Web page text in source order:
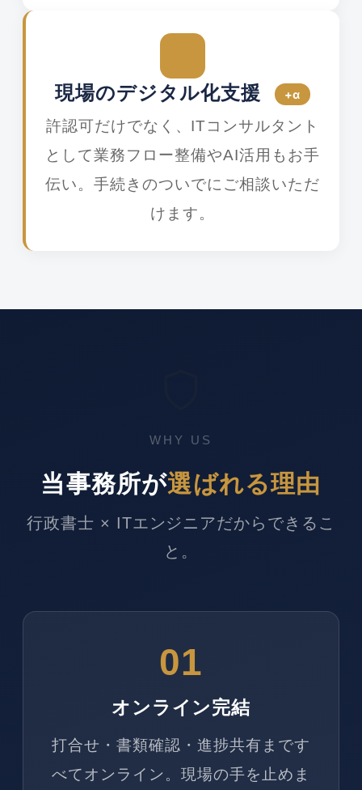
現場のデジタル化支援 +α
許認可だけでなく、ITコンサルタント
として業務フロー整備やAI活用もお手
伝い。手続きのついでにご相談いただ
けます。
WHY US
当事務所が選ばれる理由
行政書士 × ITエンジニアだからできるこ
と。
01
オンライン完結
打合せ・書類確認・進捗共有まです
べてオンライン。現場の手を止めま